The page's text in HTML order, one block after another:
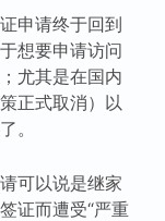
申请终于回到
想要申请访问
尤其是在国内
正式取消）以
。
可以说是继家
证而遭受“严重